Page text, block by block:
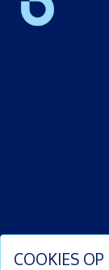
COOKIES OP